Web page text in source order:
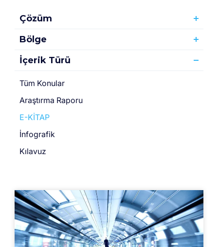
Çözüm
Bölge
İçerik Türü
Tüm Konular
Araştırma Raporu
E-KİTAP
İnfografik
Kılavuz